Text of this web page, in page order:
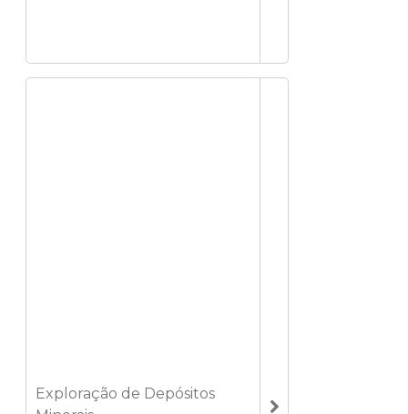
Exploração de Depósitos